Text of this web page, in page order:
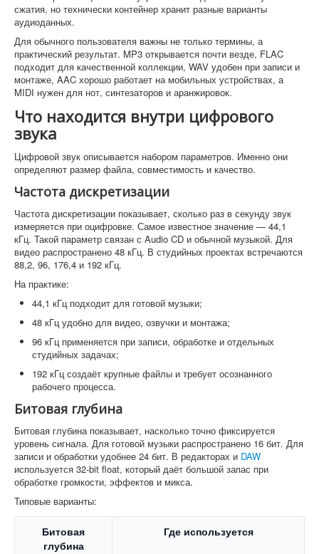
сжатия, но технически контейнер хранит разные варианты
аудиоданных.
Для обычного пользователя важны не только термины, а
практический результат. MP3 открывается почти везде, FLAC
подходит для качественной коллекции, WAV удобен при записи и
монтаже, AAC хорошо работает на мобильных устройствах, а
MIDI нужен для нот, синтезаторов и аранжировок.
Что находится внутри цифрового
звука
Цифровой звук описывается набором параметров. Именно они
определяют размер файла, совместимость и качество.
Частота дискретизации
Частота дискретизации показывает, сколько раз в секунду звук
измеряется при оцифровке. Самое известное значение — 44,1
кГц. Такой параметр связан с Audio CD и обычной музыкой. Для
видео распространено 48 кГц. В студийных проектах встречаются
88,2, 96, 176,4 и 192 кГц.
На практике:
44,1 кГц подходит для готовой музыки;
48 кГц удобно для видео, озвучки и монтажа;
96 кГц применяется при записи, обработке и отдельных
студийных задачах;
192 кГц создаёт крупные файлы и требует осознанного
рабочего процесса.
Битовая глубина
Битовая глубина показывает, насколько точно фиксируется
уровень сигнала. Для готовой музыки распространено 16 бит. Для
записи и обработки удобнее 24 бит. В редакторах и DAW
используется 32-bit float, который даёт большой запас при
обработке громкости, эффектов и микса.
Типовые варианты:
Битовая
глубина
Где используется